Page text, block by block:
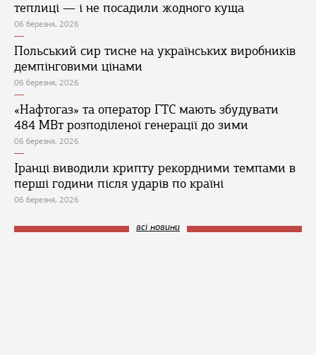
теплиці — і не посадили жодного куща
06 березня, 2026
Польський сир тисне на українських виробників
демпінговими цінами
06 березня, 2026
«Нафтогаз» та оператор ГТС мають збудувати
484 МВт розподіленої генерації до зими
06 березня, 2026
Іранці виводили крипту рекордними темпами в
перші години після ударів по країні
06 березня, 2026
всі новини